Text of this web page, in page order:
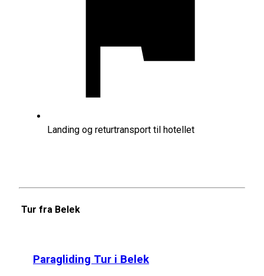
Landing og returtransport til hotellet
Tur fra Belek
Paragliding Tur i Belek